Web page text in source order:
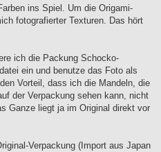
ins Spiel. Um die Origami-
fotografierter Texturen. Das hört
ich die Packung Schocko-
ein und benutze das Foto als
Vorteil, dass ich die Mandeln, die
der Verpackung sehen kann, nicht
Ganze liegt ja im Original direkt vor
Verpackung (Import aus Japan